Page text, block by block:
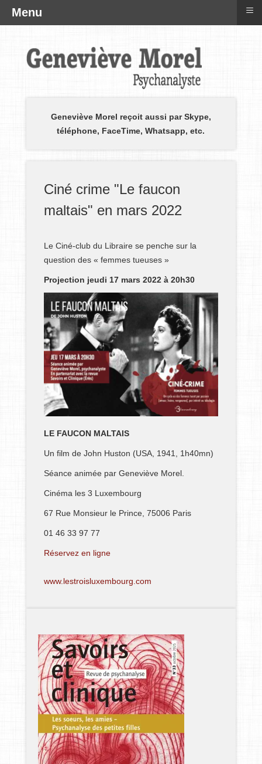
Geneviève Morel reçoit aussi par Skype,
téléphone, FaceTime, Whatsapp, etc.
Ciné crime "Le faucon
maltais" en mars 2022
Le Ciné-club du Libraire se penche sur la
question des « femmes tueuses »
Projection jeudi 17 mars 2022 à 20h30
LE FAUCON MALTAIS
Un film de John Huston (USA, 1941, 1h40mn)
Séance animée par Geneviève Morel.
Cinéma les 3 Luxembourg
67 Rue Monsieur le Prince, 75006 Paris
01 46 33 97 77
Réservez en ligne
www.lestroisluxembourg.com
Menu ≡